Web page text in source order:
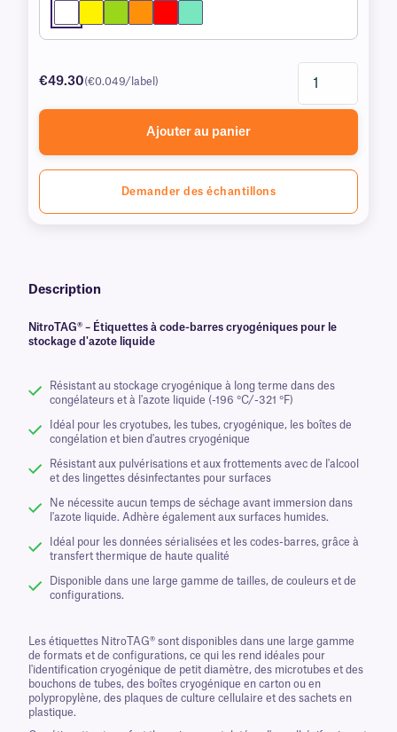
€49.30(€0.049/label)
Ajouter au panier
Demander des échantillons
Description
NitroTAG® – Étiquettes à code-barres cryogéniques pour le
stockage d'azote liquide
Résistant au stockage cryogénique à long terme dans des
congélateurs et à l'azote liquide (-196 °C/-321 °F)
Idéal pour les cryotubes, les tubes, cryogénique, les boîtes de
congélation et bien d'autres cryogénique
Résistant aux pulvérisations et aux frottements avec de l'alcool
et des lingettes désinfectantes pour surfaces
Ne nécessite aucun temps de séchage avant immersion dans
l'azote liquide. Adhère également aux surfaces humides.
Idéal pour les données sérialisées et les codes-barres, grâce à
transfert thermique de haute qualité
Disponible dans une large gamme de tailles, de couleurs et de
configurations.
Les étiquettes NitroTAG® sont disponibles dans une large gamme
de formats et de configurations, ce qui les rend idéales pour
l'identification cryogénique de petit diamètre, des microtubes et des
bouchons de tubes, des boîtes cryogénique en carton ou en
polypropylène, des plaques de culture cellulaire et des sachets en
plastique.